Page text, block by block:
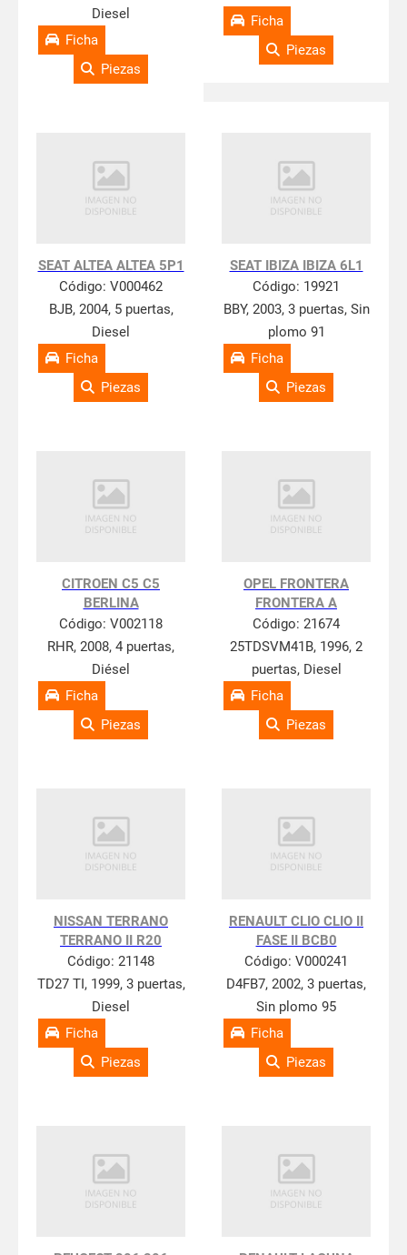
Diesel
Ficha
Piezas
Ficha
Piezas
SEAT ALTEA ALTEA 5P1
Código: V000462
BJB, 2004, 5 puertas,
Diesel
Ficha
Piezas
SEAT IBIZA IBIZA 6L1
Código: 19921
BBY, 2003, 3 puertas, Sin
plomo 91
Ficha
Piezas
CITROEN C5 C5
BERLINA
Código: V002118
RHR, 2008, 4 puertas,
Diésel
Ficha
Piezas
OPEL FRONTERA
FRONTERA A
Código: 21674
25TDSVM41B, 1996, 2
puertas, Diesel
Ficha
Piezas
NISSAN TERRANO
TERRANO II R20
Código: 21148
TD27 TI, 1999, 3 puertas,
Diesel
Ficha
Piezas
RENAULT CLIO CLIO II
FASE II BCB0
Código: V000241
D4FB7, 2002, 3 puertas,
Sin plomo 95
Ficha
Piezas